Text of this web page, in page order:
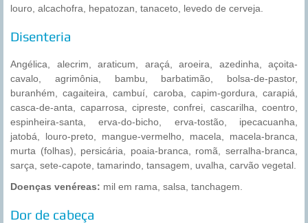
louro, alcachofra, hepatozan, tanaceto, levedo de cerveja.
Disenteria
Angélica, alecrim, araticum, araçá, aroeira, azedinha, açoita-
cavalo, agrimônia, bambu, barbatimão, bolsa-de-pastor,
buranhém, cagaiteira, cambuí, caroba, capim-gordura, carapiá,
casca-de-anta, caparrosa, cipreste, confrei, cascarilha, coentro,
espinheira-santa, erva-do-bicho, erva-tostão, ipecacuanha,
jatobá, louro-preto, mangue-vermelho, macela, macela-branca,
murta (folhas), persicária, poaia-branca, romã, serralha-branca,
sarça, sete-capote, tamarindo, tansagem, uvalha, carvão vegetal.
Doenças venéreas: mil em rama, salsa, tanchagem.
Dor de cabeça